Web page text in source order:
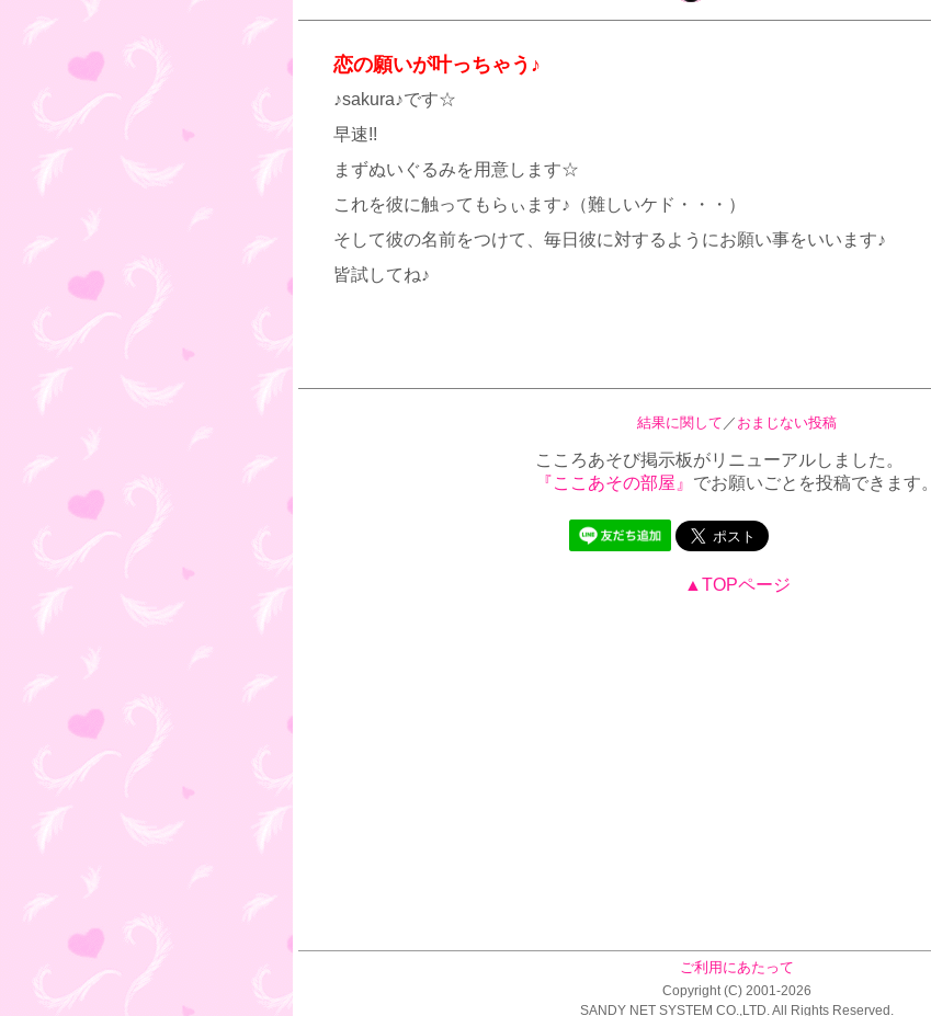
恋の願いが叶っちゃう♪
♪sakura♪です☆
早速!!
まずぬいぐるみを用意します☆
これを彼に触ってもらぃます♪（難しいケド・・・）
そして彼の名前をつけて、毎日彼に対するようにお願い事をいいます♪
皆試してね♪
結果に関して ／ おまじない投稿
こころあそび掲示板がリニューアルしました。
『ここあその部屋』 でお願いごとを投稿できます。
▲TOPページ
ご利用にあたって
Copyright (C) 2001-2026
SANDY NET SYSTEM CO.,LTD. All Rights Reserved.